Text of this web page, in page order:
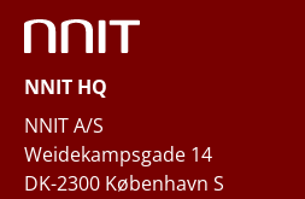
Telefon
Spørgsmål og/eller behov
NNIT HQ
NNIT A/S
Weidekampsgade 14
DK-2300 København S